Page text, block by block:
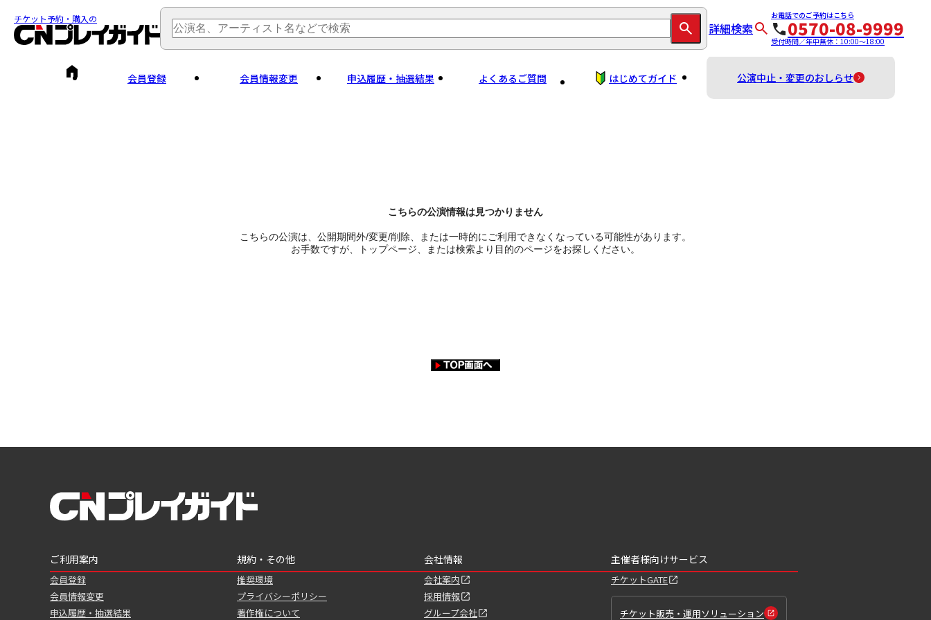
チケット予約・購入の
詳細検索
お電話でのご予約はこちら
0570-08-9999
受付時間／年中無休：10:00～18:00
会員登録 会員情報変更 申込履歴・抽選結果 よくあるご質問 はじめてガイド 公演中止・変更のおしらせ
こちらの公演情報は見つかりません
こちらの公演は、公開期間外/変更/削除、または一時的にご利用できなくなっている可能性があります。
お手数ですが、トップページ、または検索より目的のページをお探しください。
ご利用案内
会員登録
会員情報変更
申込履歴・抽選結果
規約・その他
推奨環境
プライバシーポリシー
著作権について
会社情報
会社案内
採用情報
グループ会社
主催者様向けサービス
チケットGATE
チケット販売・運用ソリューション